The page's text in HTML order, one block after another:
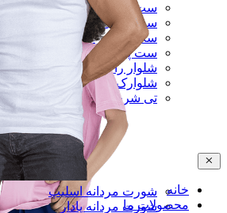
ست تی شرت و شلوار مردانه
ست رکابی و شلوارک مردانه
ست تی شرت و شلوارک مردانه
ست پیراهن و شلوار مردانه
شلوار راحتی مردانه
شلوارک راحتی مردانه
تی شرت مردانه
شورت مردانه اسلیپ
شورت مردانه پادار
خانه
محصولات ما